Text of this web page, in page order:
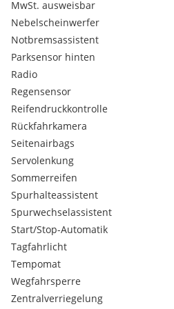
Licht-Assistent (automatische
Home, Leaving-Home)
Make-up-Spiegel (Fahrer- und
Tankinhalt 50 Liter
Interieur Selection
Notruf und Proaktive Dienste
MwSt. ausweisbar
Nebelscheinwerfer
Notbremsassistent
Parksensor hinten
Radio
Regensensor
Reifendruckkontrolle
Rückfahrkamera
Seitenairbags
Servolenkung
Sommerreifen
Spurhalteassistent
Spurwechselassistent
Start/Stop-Automatik
Tagfahrlicht
Tempomat
Wegfahrsperre
Zentralverriegelung